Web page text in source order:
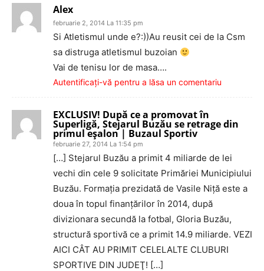
Alex
februarie 2, 2014 La 11:35 pm
Si Atletismul unde e?:))Au reusit cei de la Csm
sa distruga atletismul buzoian
Vai de tenisu lor de masa….
Autentificați-vă pentru a lăsa un comentariu
EXCLUSIV! După ce a promovat în
Superligă, Stejarul Buzău se retrage din
primul eşalon | Buzaul Sportiv
februarie 27, 2014 La 1:54 pm
[…] Stejarul Buzău a primit 4 miliarde de lei
vechi din cele 9 solicitate Primăriei Municipiului
Buzău. Formaţia prezidată de Vasile Niţă este a
doua în topul finanţărilor în 2014, după
divizionara secundă la fotbal, Gloria Buzău,
structură sportivă ce a primit 14.9 miliarde. VEZI
AICI CÂT AU PRIMIT CELELALTE CLUBURI
SPORTIVE DIN JUDEŢ! […]